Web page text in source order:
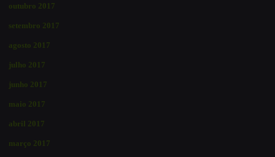
outubro 2017
setembro 2017
agosto 2017
julho 2017
junho 2017
maio 2017
abril 2017
março 2017